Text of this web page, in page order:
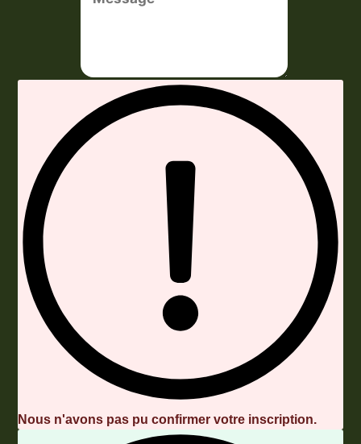
Nous n'avons pas pu confirmer votre inscription.